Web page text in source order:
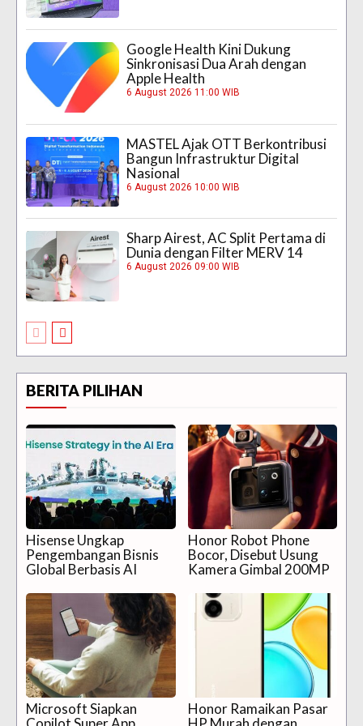
Google Health Kini Dukung
Sinkronisasi Dua Arah dengan
Apple Health
6 August 2026 11:00 WIB
MASTEL Ajak OTT Berkontribusi
Bangun Infrastruktur Digital
Nasional
6 August 2026 10:00 WIB
Sharp Airest, AC Split Pertama di
Dunia dengan Filter MERV 14
6 August 2026 09:00 WIB
BERITA PILIHAN
Hisense Ungkap
Pengembangan Bisnis
Global Berbasis AI
Honor Robot Phone
Bocor, Disebut Usung
Kamera Gimbal 200MP
Microsoft Siapkan
Honor Ramaikan Pasar